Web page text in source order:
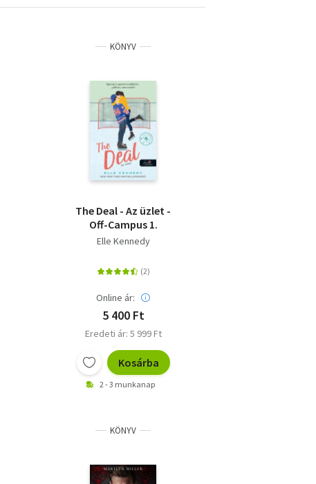
KÖNYV
The Deal - Az üzlet -
Off-Campus 1.
Elle Kennedy
Online ár:
5 400 Ft
Eredeti ár: 5 999 Ft
Kosárba
2 - 3 munkanap
KÖNYV